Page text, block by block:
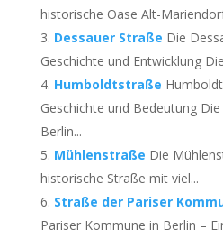
historische Oase Alt-
Dessauer Straße Die
Geschichte und Entwicklung
Humboldtstraße
Geschichte und Bedeutung
Berlin...
Mühlenstraße Die
historische Straße mit viel...
Straße der Pariser
Pariser Kommune in Berlin –